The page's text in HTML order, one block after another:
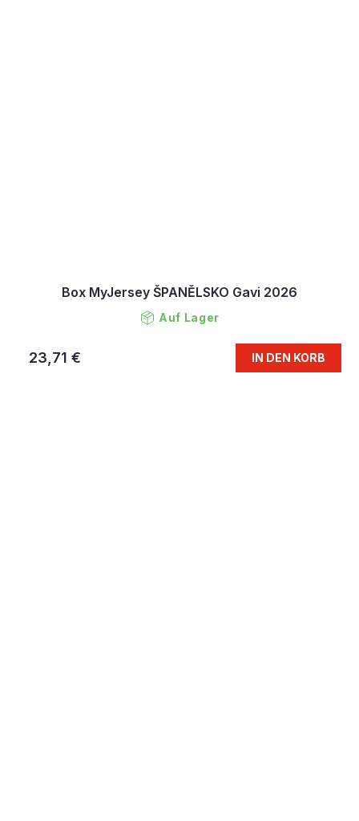
Box MyJersey ŠPANĚLSKO Gavi 2026
Auf Lager
23,71 € IN DEN KORB